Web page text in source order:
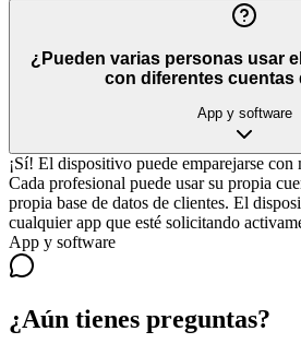
¿Pueden varias personas usar
con diferentes cuentas
App y software
¡Sí! El dispositivo puede emparejarse con
Cada profesional puede usar su propia
propia base de datos de clientes. El
cualquier app que esté solicitando
App y software
¿Aún tienes preguntas?